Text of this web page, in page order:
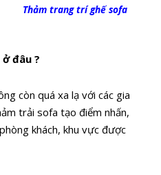
trí ghế sofa
đâu ?
còn quá xa lạ với các gia
trải sofa tạo điểm nhấn,
khách, khu vực được